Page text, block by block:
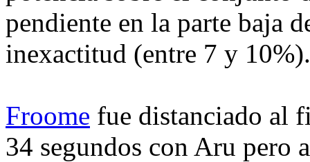
pendiente en la parte baja
inexactitud (entre 7 y 10%).
Froome fue distanciado al
34 segundos con Aru pero